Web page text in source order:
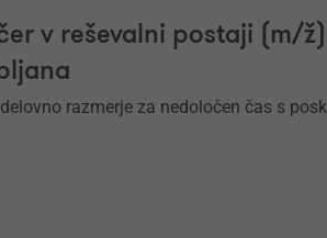
v reševalni postaji (m/ž)
razmerje za nedoločen čas s